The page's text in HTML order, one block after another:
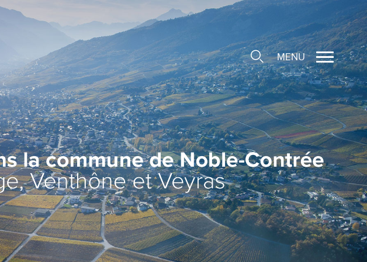
Vie locale
Associations/Sociétés locales
Economie
Ecoles et Structure d'Accueil de
l'Enfance
Santé et social
Vie religieuse
MENU